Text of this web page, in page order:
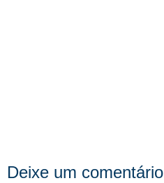
Deixe um comentário